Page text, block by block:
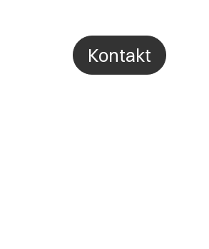
Kontakt